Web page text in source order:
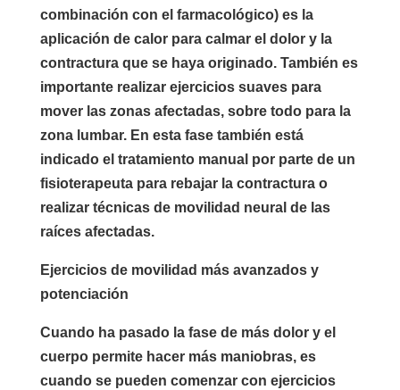
combinación con el farmacológico) es la
aplicación de calor para calmar el dolor y la
contractura que se haya originado. También es
importante realizar ejercicios suaves para
mover las zonas afectadas, sobre todo para la
zona lumbar. En esta fase también está
indicado el tratamiento manual por parte de un
fisioterapeuta para rebajar la contractura o
realizar técnicas de movilidad neural de las
raíces afectadas.
Ejercicios de movilidad más avanzados y
potenciación
Cuando ha pasado la fase de más dolor y el
cuerpo permite hacer más maniobras, es
cuando se pueden comenzar con ejercicios